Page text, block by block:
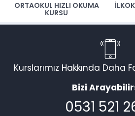
ORTAOKUL HIZLI OKUMA
KURSU
Kurslarımız Hakkında Daha
Bizi
0531 521